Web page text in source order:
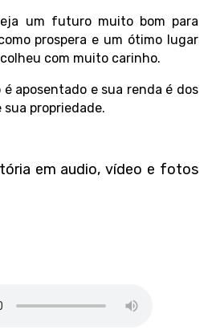
um futuro muito bom para
prospera e um ótimo lugar
com muito carinho.
aposentado e sua renda é dos
propriedade.
em audio, vídeo e fotos